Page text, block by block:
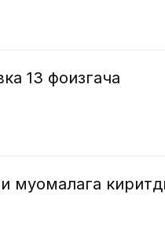
13 фоизгача
муомалага